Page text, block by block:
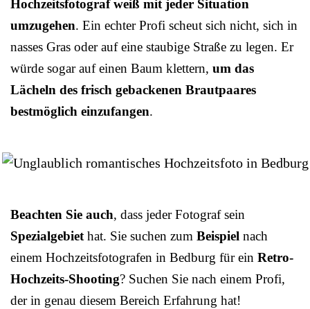
Hochzeitsfotograf weiß mit jeder Situation
umzugehen. Ein echter Profi scheut sich nicht, sich in
nasses Gras oder auf eine staubige Straße zu legen. Er
würde sogar auf einen Baum klettern, um das
Lächeln des frisch gebackenen Brautpaares
bestmöglich einzufangen.
Beachten Sie auch, dass jeder Fotograf sein
Spezialgebiethat. Sie suchen zum Beispiel nach
einem Hochzeitsfotografen in Bedburg für ein Retro-
Hochzeits-Shooting? Suchen Sie nach einem Profi,
der in genau diesem Bereich Erfahrung hat!